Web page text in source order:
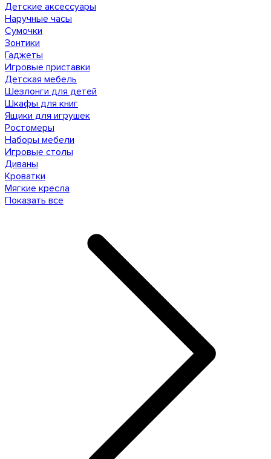
Детские аксессуары
Наручные часы
Сумочки
Зонтики
Гаджеты
Игровые приставки
Детская мебель
Шезлонги для детей
Шкафы для книг
Ящики для игрушек
Ростомеры
Наборы мебели
Игровые столы
Диваны
Кроватки
Мягкие кресла
Показать все